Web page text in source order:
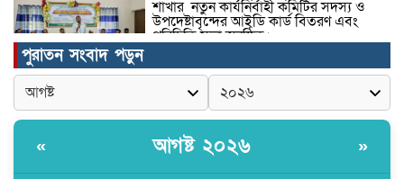
শাখার নতুন কার্যনির্বাহী কমিটির সদস্য ও
উপদেষ্টাবৃন্দের আইডি কার্ড বিতরণ এবং
পরিচিতি সভা অনুষ্ঠিত।
পত্নীতলা থানা পুলিশের মাদকবিরোধী
অভিযানে আটক ১
বৈষম্য-সন্ত্রাসী-চাঁদাবাজি-দলীয়করণ করতেই
পুরাতন সংবাদ পড়ুন
« আগষ্ট ২০২৬ »